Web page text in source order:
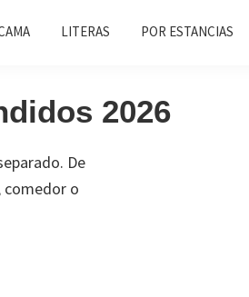
LITERAS POR ESTANCIAS
2026
De
comedor o